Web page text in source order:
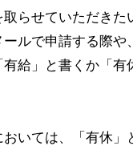
取らせていただき
ルで申請する際
給」と書くか「
いては、「有休